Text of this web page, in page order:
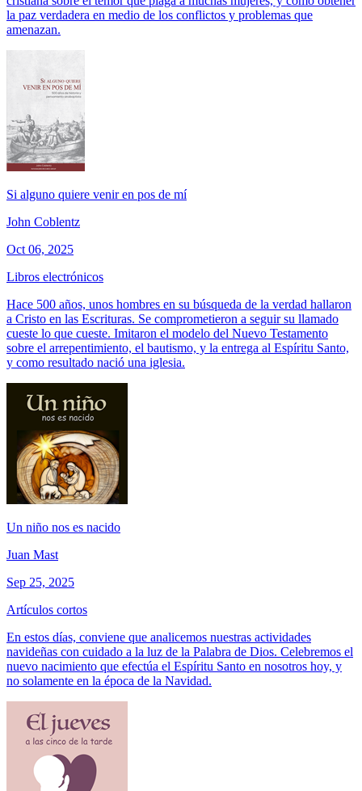
la paz verdadera en medio de los conflictos y problemas que
amenazan.
Si alguno quiere venir en pos de mí
John Coblentz
Oct 06, 2025
Libros electrónicos
Hace 500 años, unos hombres en su búsqueda de la verdad hallaron
a Cristo en las Escrituras. Se comprometieron a seguir su llamado
cueste lo que cueste. Imitaron el modelo del Nuevo Testamento
sobre el arrepentimiento, el bautismo, y la entrega al Espíritu Santo,
y como resultado nació una iglesia.
Un niño nos es nacido
Juan Mast
Sep 25, 2025
Artículos cortos
En estos días, conviene que analicemos nuestras actividades
navideñas con cuidado a la luz de la Palabra de Dios. Celebremos el
nuevo nacimiento que efectúa el Espíritu Santo en nosotros hoy, y
no solamente en la época de la Navidad.